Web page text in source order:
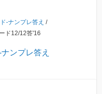
-ナンプレ答え /
ド12/12答'16
ンプレ答え